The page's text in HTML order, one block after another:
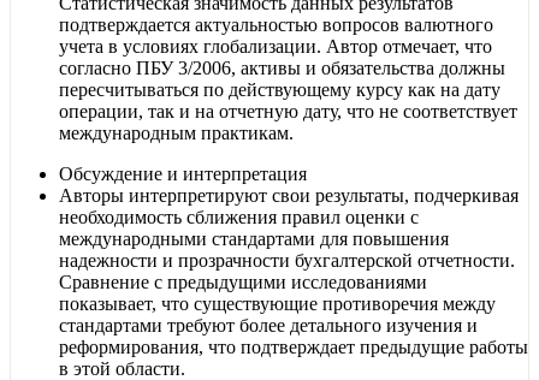
подтверждается актуальностью вопросов валютного
учета в условиях глобализации. Автор отмечает, что
согласно ПБУ 3/2006, активы и обязательства должны
пересчитываться по действующему курсу как на дату
операции, так и на отчетную дату, что не соответствует
международным практикам.
Обсуждение и интерпретация
Авторы интерпретируют свои результаты, подчеркивая
необходимость сближения правил оценки с
международными стандартами для повышения
надежности и прозрачности бухгалтерской отчетности.
Сравнение с предыдущими исследованиями
показывает, что существующие противоречия между
стандартами требуют более детального изучения и
реформирования, что подтверждает предыдущие работы
в этой области.